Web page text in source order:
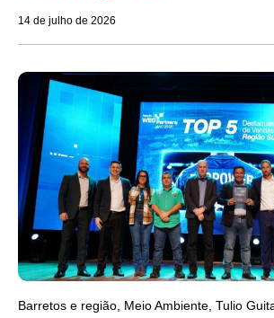
14 de julho de 2026
Barretos e região, Meio Ambiente, Tulio